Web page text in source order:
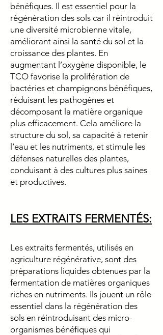
bénéfiques. Il est essentiel pour la
régénération des sols car il réintroduit
une diversité microbienne vitale,
améliorant ainsi la santé du sol et la
croissance des plantes. En
augmentant l’oxygène disponible, le
TCO favorise la prolifération de
bactéries et champignons bénéfiques,
réduisant les pathogènes et
décomposant la matière organique
plus efficacement. Cela améliore la
structure du sol, sa capacité à retenir
l’eau et les nutriments, et stimule les
défenses naturelles des plantes,
conduisant à des cultures plus saines
et productives.
LES EXTRAITS FERMENTÉS:
Les extraits fermentés, utilisés en
agriculture régénérative, sont des
préparations liquides obtenues par la
fermentation de matières organiques
riches en nutriments. Ils jouent un rôle
essentiel dans la régénération des
sols en réintroduisant des micro-
organismes bénéfiques qui